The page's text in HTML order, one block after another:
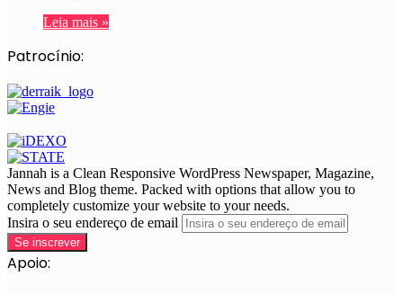
Leia mais »
Patrocínio:
Jannah is a Clean Responsive WordPress Newspaper, Magazine,
News and Blog theme. Packed with options that allow you to
completely customize your website to your needs.
Insira o seu endereço de email
Apoio: